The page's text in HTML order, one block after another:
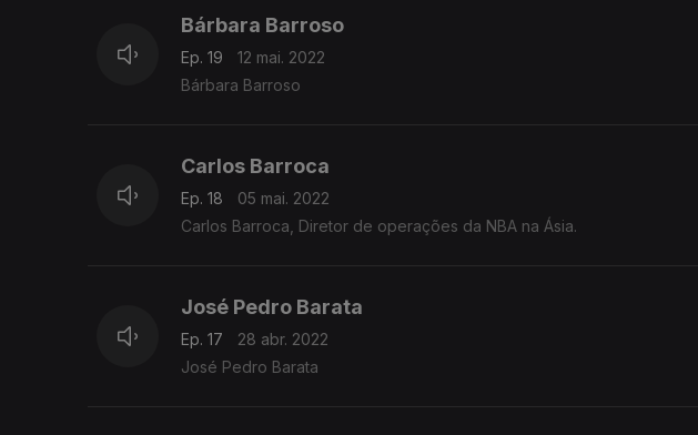
Bárbara Barroso
Ep. 19
12 mai. 2022
Bárbara Barroso
Carlos Barroca
Ep. 18
05 mai. 2022
Carlos Barroca, Diretor de operações da NBA na Ásia.
José Pedro Barata
Ep. 17
28 abr. 2022
José Pedro Barata